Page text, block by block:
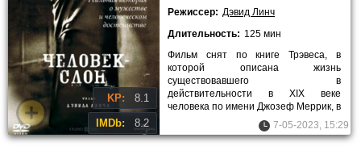
KP: 8.1
IMDb: 8.2
Режиссер: Дэвид Линч
Длительность: 125 мин
Фильм снят по книге Трэвеса, в
которой описана жизнь
существовавшего в
действительности в XIX веке
человека по имени Джозеф Меррик, в
романе – Джон. Из-за врождённого
уродства головы,
7-05-2023, 15:29